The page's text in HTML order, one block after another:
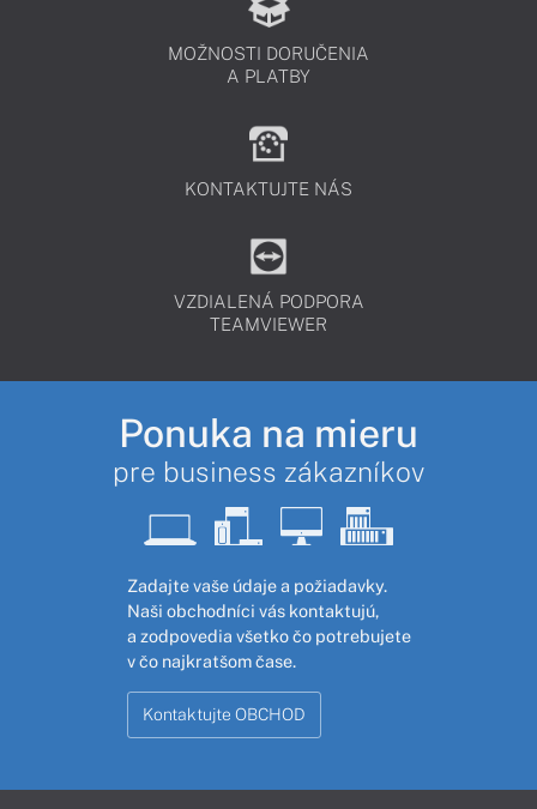
MOŽNOSTI DORUČENIA
A PLATBY
KONTAKTUJTE NÁS
VZDIALENÁ PODPORA
TEAMVIEWER
Ponuka na mieru
pre business zákazníkov
Zadajte vaše údaje a požiadavky.
Naši obchodníci vás kontaktujú,
a zodpovedia všetko čo potrebujete
v čo najkratšom čase.
Kontaktujte OBCHOD